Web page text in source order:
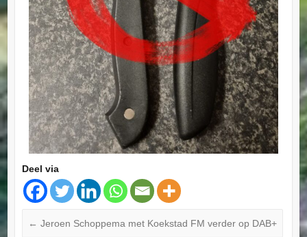
Deel via
← Jeroen Schoppema met Koekstad FM verder op DAB+